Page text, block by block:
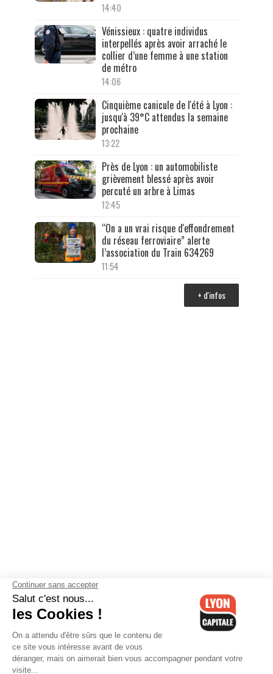
14:40
Vénissieux : quatre individus
interpellés après avoir arraché le
collier d’une femme à une station
de métro
14:06
Cinquième canicule de l'été à Lyon :
jusqu'à 39°C attendus la semaine
prochaine
13:22
Près de Lyon : un automobiliste
grièvement blessé après avoir
percuté un arbre à Limas
12:45
“On a un vrai risque d'effondrement
du réseau ferroviaire” alerte
l’association du Train 634269
11:54
+ d'infos